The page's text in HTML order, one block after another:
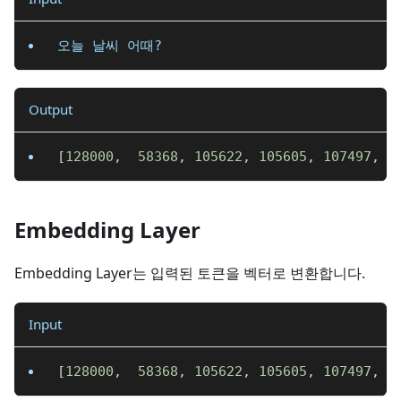
오늘 날씨 어때?
Output
[128000 , 58368 , 105622 , 105605 , 107497 ,
Embedding Layer
Embedding Layer는 입력된 토큰을 벡터로 변환합니다.
Input
[128000 , 58368 , 105622 , 105605 , 107497 ,